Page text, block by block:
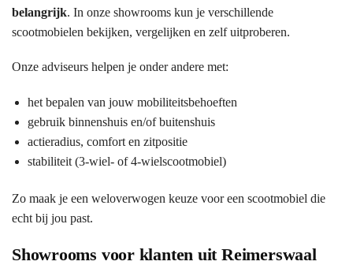
belangrijk. In onze showrooms kun je verschillende
scootmobielen bekijken, vergelijken en zelf uitproberen.
Onze adviseurs helpen je onder andere met:
het bepalen van jouw mobiliteitsbehoeften
gebruik binnenshuis en/of buitenshuis
actieradius, comfort en zitpositie
stabiliteit (3-wiel- of 4-wielscootmobiel)
Zo maak je een weloverwogen keuze voor een scootmobiel die
echt bij jou past.
Showrooms voor klanten uit Reimerswaal